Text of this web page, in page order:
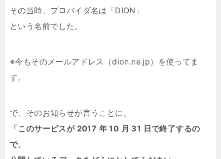
その当時、プロバイダ名は「DION」
という名前でした。
※今もそのメールアドレス（dion.ne.jp）を使ってま
す。
で、そのお知らせが言うことに、
「このサービスが 2017 年 10 月 31 日で終了するの
で、